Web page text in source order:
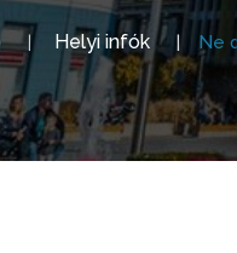
Helyi infók Ne